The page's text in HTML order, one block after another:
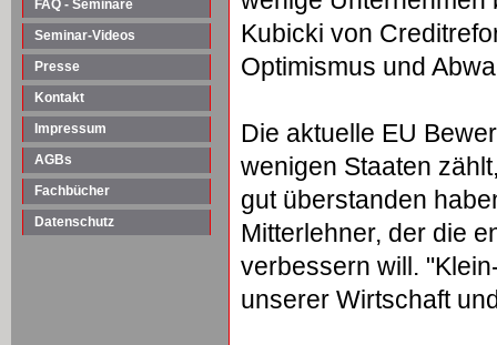
FAQ - Seminare
Seminar-Videos
Presse
Kontakt
Impressum
AGBs
Fachbücher
Datenschutz
Kubicki von
Optimismus und
Die aktuelle EU
wenigen Staaten
gut überstanden
Mitterlehner, der die
verbessern will.
unserer Wirtschaft